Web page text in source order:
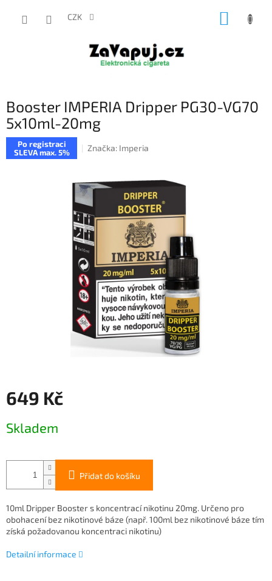
CZK
Booster IMPERIA Dripper PG30-VG70
5x10ml-20mg
Po registraci
SLEVA max. 5%
Značka: Imperia
649 Kč
cena:
Skladem
Přidat do košíku
10ml Dripper Booster s koncentrací nikotinu 20mg. Určeno pro
obohacení bez nikotinové báze (např. 100ml bez nikotinové báze tím
získá požadovanou koncentraci nikotinu)
Detailní informace